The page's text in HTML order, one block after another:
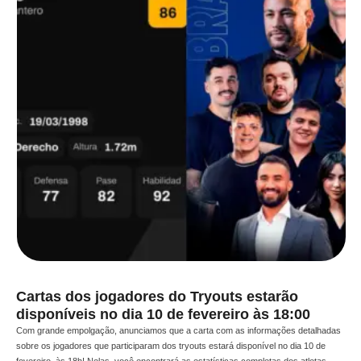
Cartas dos jogadores do Tryouts estarão
disponíveis no dia 10 de fevereiro às 18:00
Com grande empolgação, anunciamos que a carta com as informações detalhadas
sobre os jogadores que participaram dos tryouts estará disponível no dia 10 de